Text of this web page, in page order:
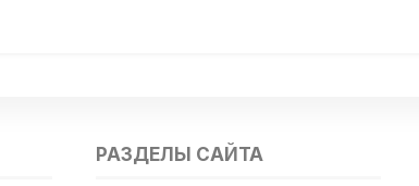
РАЗДЕЛЫ САЙТА